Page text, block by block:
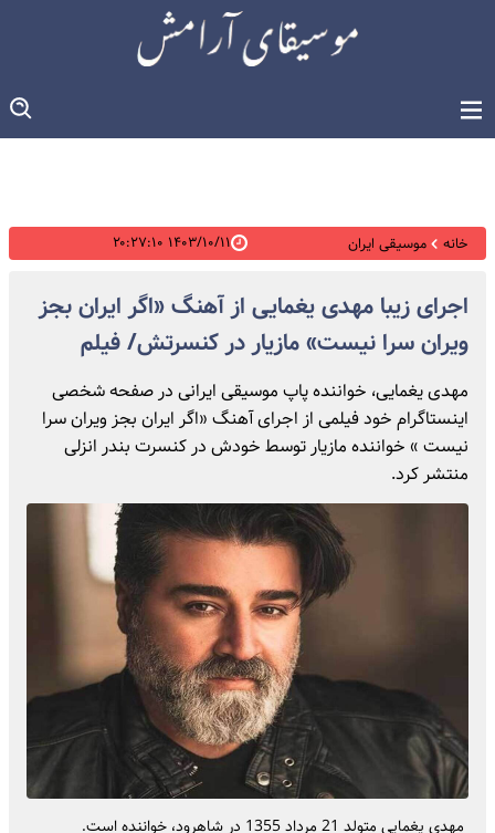
خانه موسیقی ایران ۱۴۰۳/۱۰/۱۱ ۲۰:۲۷:۱۰
اجرای زیبا مهدی یغمایی از آهنگ «اگر ایران بجز
ویران سرا نیست» مازیار در کنسرتش/ فیلم
مهدی یغمایی، خواننده پاپ موسیقی ایرانی در صفحه شخصی
اینستاگرام خود فیلمی از اجرای آهنگ «اگر ایران بجز ویران سرا
نیست » خواننده مازیار توسط خودش در کنسرت بندر انزلی
منتشر کرد.
مهدی یغمایی متولد 21 مرداد 1355 در شاهرود، خواننده است.